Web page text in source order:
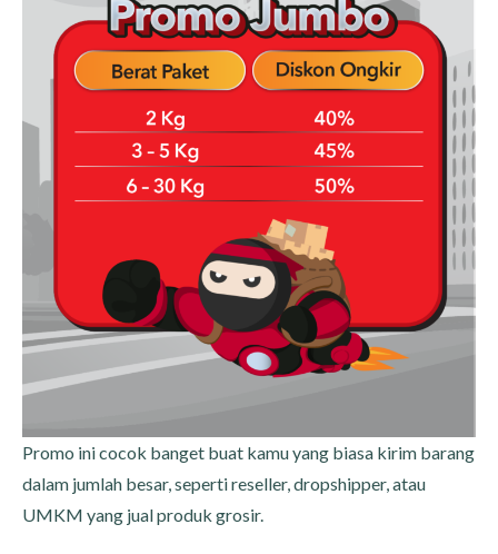
Promo ini cocok banget buat kamu yang biasa kirim barang
dalam jumlah besar, seperti reseller, dropshipper, atau
UMKM yang jual produk grosir.